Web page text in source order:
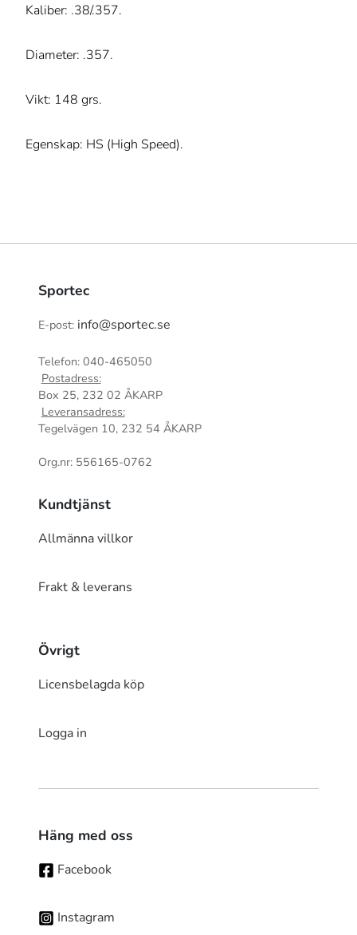
Kaliber: .38/.357.
Diameter: .357.
Vikt: 148 grs.
Egenskap: HS (High Speed).
Sportec
E-post: info@sportec.se
Telefon: 040-465050
Postadress:
Box 25, 232 02 ÅKARP
Leveransadress:
Tegelvägen 10, 232 54 ÅKARP
Org.nr: 556165-0762
Kundtjänst
Allmänna villkor
Frakt & leverans
Övrigt
Licensbelagda köp
Logga in
Häng med oss
Facebook
Instagram